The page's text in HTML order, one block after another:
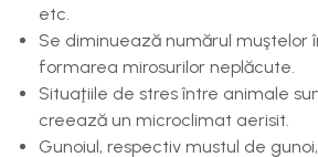
etc.
Se diminuează numărul muştelor
formarea mirosurilor neplăcute.
Situaţiile de stres între animale
creează un microclimat aerisit.
Gunoiul, respectiv mustul de